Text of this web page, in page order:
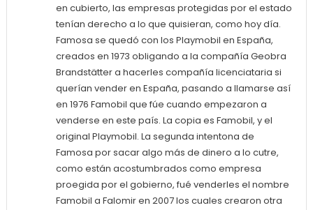
en cubierto, las empresas protegidas por el estado
tenían derecho a lo que quisieran, como hoy día.
Famosa se quedó con los Playmobil en España,
creados en 1973 obligando a la compañía Geobra
Brandstätter a hacerles compañía licenciataria si
querían vender en España, pasando a llamarse así
en 1976 Famobil que fúe cuando empezaron a
venderse en este país. La copia es Famobil, y el
original Playmobil. La segunda intentona de
Famosa por sacar algo más de dinero a lo cutre,
como están acostumbrados como empresa
proegida por el gobierno, fué venderles el nombre
Famobil a Falomir en 2007 los cuales crearon otra